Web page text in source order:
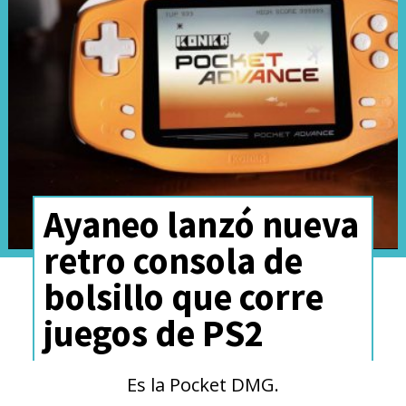
Ayaneo lanzó nueva
retro consola de
bolsillo que corre
juegos de PS2
Es la Pocket DMG.